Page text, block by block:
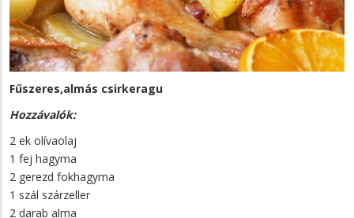
Fűszeres,almás csirkeragu
Hozzávalók:
2 ek olívaolaj
1 fej hagyma
2 gerezd fokhagyma
1 szál szárzeller
2 darab alma